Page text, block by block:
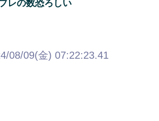
レの数恐ろしい
08/09(金) 07:22:23.41